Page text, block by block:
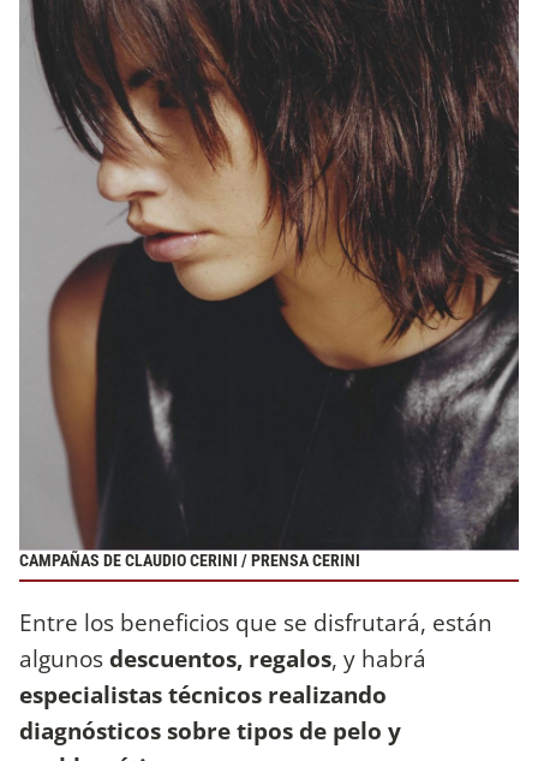
CAMPAÑAS DE CLAUDIO CERINI / PRENSA CERINI
Entre los beneficios que se disfrutará, están
algunosdescuentos, regalos, y habrá
especialistas técnicos realizando
diagnósticos sobre tipos de pelo y